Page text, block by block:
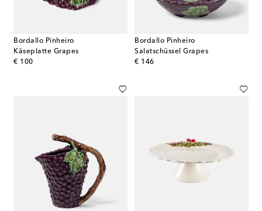
Bordallo Pinheiro
Käseplatte Grapes
€ 100
original price
Bordallo Pinheiro
Salatschüssel Grapes
€ 146
original price